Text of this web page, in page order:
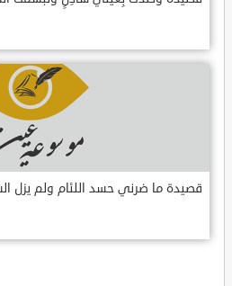
قصيدة ما ضرني حسد اللئام ولم يزل